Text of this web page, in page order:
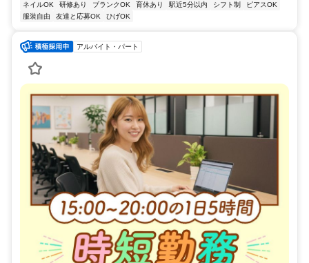
ネイルOK
研修あり ブランクOK 育休あり 駅近5分以内 シフト制
ピアスOK
服装自由
友達と応募OK ひげOK
アルバイト・パート